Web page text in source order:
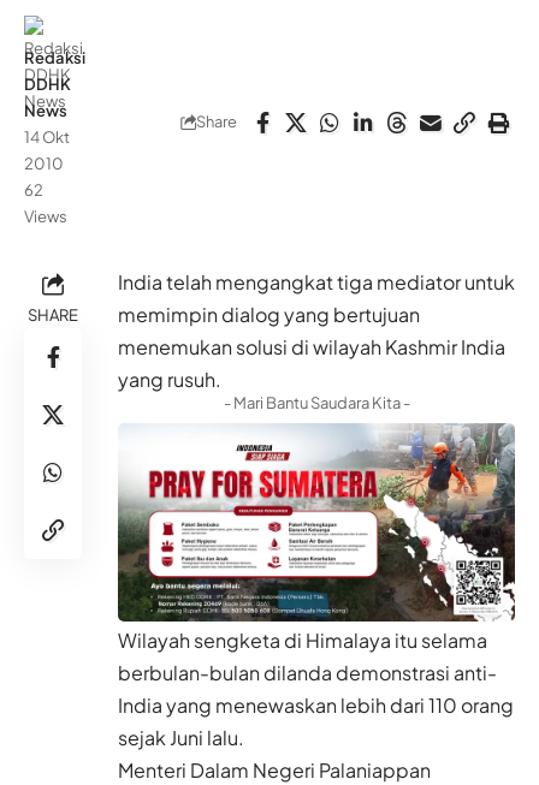
Redaksi
DDHK
News
14 Okt
2010
62
Views
Share
SHARE
India telah mengangkat tiga mediator untuk
memimpin dialog yang bertujuan
menemukan solusi di wilayah Kashmir India
yang rusuh.
- Mari Bantu Saudara Kita -
Wilayah sengketa di Himalaya itu selama
berbulan-bulan dilanda demonstrasi anti-
India yang menewaskan lebih dari 110 orang
sejak Juni lalu.
Menteri Dalam Negeri Palaniappan